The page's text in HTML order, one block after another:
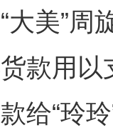
美”周
款用以
给“玲